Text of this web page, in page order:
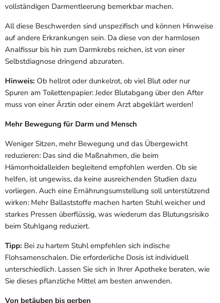
vollständigen Darmentleerung bemerkbar machen.
All diese Beschwerden sind unspezifisch und können Hinweise
auf andere Erkrankungen sein. Da diese von der harmlosen
Analfissur bis hin zum Darmkrebs reichen, ist von einer
Selbstdiagnose dringend abzuraten.
Hinweis: Ob hellrot oder dunkelrot, ob viel Blut oder nur
Spuren am Toilettenpapier: Jeder Blutabgang über den After
muss von einer Ärztin oder einem Arzt abgeklärt werden!
Mehr Bewegung für Darm und Mensch
Weniger Sitzen, mehr Bewegung und das Übergewicht
reduzieren: Das sind die Maßnahmen, die beim
Hämorrhoidalleiden begleitend empfohlen werden. Ob sie
helfen, ist ungewiss, da keine ausreichenden Studien dazu
vorliegen. Auch eine Ernährungsumstellung soll unterstützend
wirken: Mehr Ballaststoffe machen harten Stuhl weicher und
starkes Pressen überflüssig, was wiederum das Blutungsrisiko
beim Stuhlgang reduziert.
Tipp: Bei zu hartem Stuhl empfehlen sich indische
Flohsamenschalen. Die erforderliche Dosis ist individuell
unterschiedlich. Lassen Sie sich in Ihrer Apotheke beraten, wie
Sie dieses pflanzliche Mittel am besten anwenden.
Von betäuben bis gerben